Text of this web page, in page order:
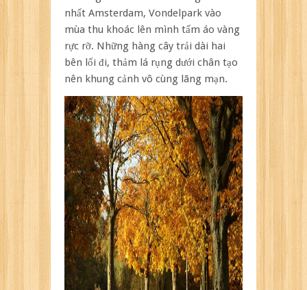
nhất Amsterdam, Vondelpark vào
mùa thu khoác lên mình tấm áo vàng
rực rỡ. Những hàng cây trải dài hai
bên lối đi, thảm lá rụng dưới chân tạo
nên khung cảnh vô cùng lãng mạn.